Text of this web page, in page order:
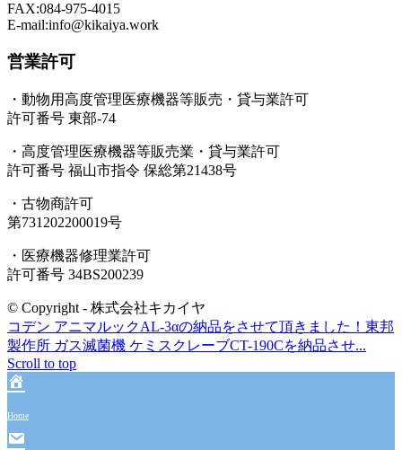
FAX:084-975-4015
E-mail:info@kikaiya.work
営業許可
・動物用高度管理医療機器等販売・貸与業許可
許可番号 東部-74
・高度管理医療機器等販売業・貸与業許可
許可番号 福山市指令 保総第21438号
・古物商許可
第731202200019号
・医療機器修理業許可
許可番号 34BS200239
© Copyright - 株式会社キカイヤ
コデン アニマルックAL-3αの納品をさせて頂きました！ 東邦
製作所 ガス滅菌機 ケミスクレーブCT-190Cを納品させ...
Scroll to top
Home